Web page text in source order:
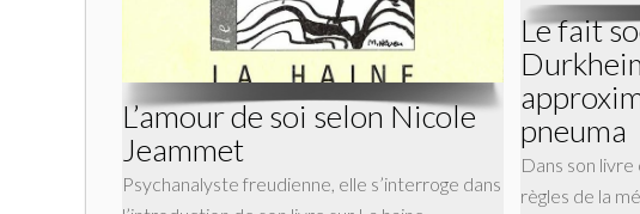
L’amour de soi selon Nicole
Jeammet
Psychanalyste freudienne, elle s’interroge dans
Le fait
pneuma
Dans son
règles de la